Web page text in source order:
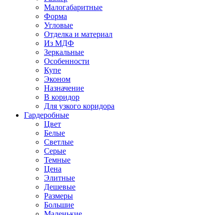
Малогабаритные
Форма
Угловые
Отделка и материал
Из МДФ
Зеркальные
Особенности
Купе
Эконом
Назначение
В коридор
Для узкого коридора
Гардеробные
Цвет
Белые
Светлые
Серые
Темные
Цена
Элитные
Дешевые
Размеры
Большие